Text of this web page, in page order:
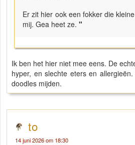
Er zit hier ook een fokker die
mij. Gea heet ze. "
Ik ben het hier niet mee eens. De
hyper, en slechte eters en
doodles mijden.
to
14 juni 2026 om 18:30